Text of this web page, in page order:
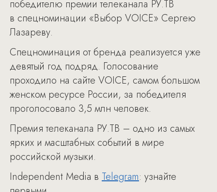
победителю премии телеканала РУ.ТВ
в спецноминации «Выбор VOICE» Сергею
Лазареву.
Спецноминация от бренда реализуется уже
девятый год подряд. Голосование
проходило на сайте VOICE, самом большом
женском ресурсе России, за победителя
проголосовало 3,5 млн человек.
Премия телеканала РУ.ТВ – одно из самых
ярких и масштабных событий в мире
российской музыки.
Independent Media в Telegram: узнайте